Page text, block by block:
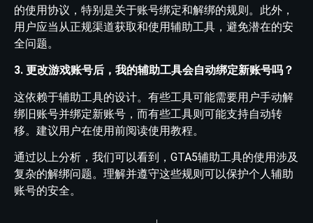
的使用协议，特别是关于账号绑定和解绑的规则。此外，
用户应当从正规渠道获取和使用辅助工具，避免潜在的安
全问题。
3. 更改游戏账号后，我的辅助工具会自动绑定新账号吗？
这依赖于辅助工具的设计。有些工具可能需要用户手动解
绑旧账号并绑定新账号，而有些工具则可能支持自动转
移。建议用户在使用前阅读使用教程。
通过以上分析，我们可以看到，GTA5辅助工具的使用涉及
复杂的解绑问题。理解并遵守这些规则可以保护个人辅助
账号的安全。